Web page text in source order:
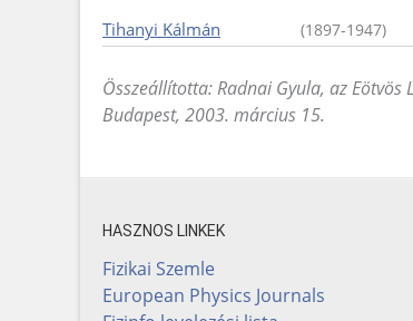
Tihanyi Kálmán (1897-1947)
Összeállította: Radnai Gyula, az
Budapest, 2003. március 15.
HASZNOS LINKEK
Fizikai Szemle
European Physics Journals